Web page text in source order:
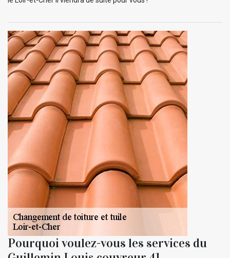
Pourquoi voulez-vous les services du